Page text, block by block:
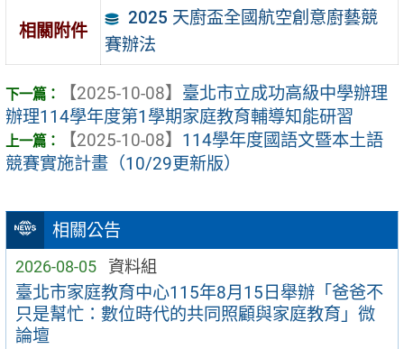
相關公告
2026-08-05 資料組
臺北市家庭教育中心115年8月15日舉辦「爸爸不
只是幫忙：數位時代的共同照顧與家庭教育」微
論壇
相關附件
2025 天廚盃全國航空創意廚藝競
賽辦法
【2025-10-08】 臺北市立成功高級中學辦理
辦理114學年度第1學期家庭教育輔導知能研習
【2025-10-08】 114學年度國語文暨本土語
競賽實施計畫（10/29更新版）